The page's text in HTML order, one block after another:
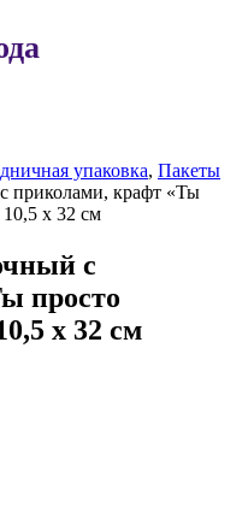
упаковка, Пакеты
приколами, крафт «Ты
х 32 см
с
просто
х 32 см